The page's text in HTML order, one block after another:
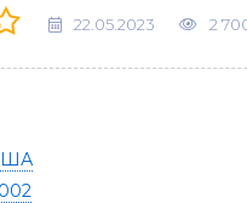
22.05.2023 2